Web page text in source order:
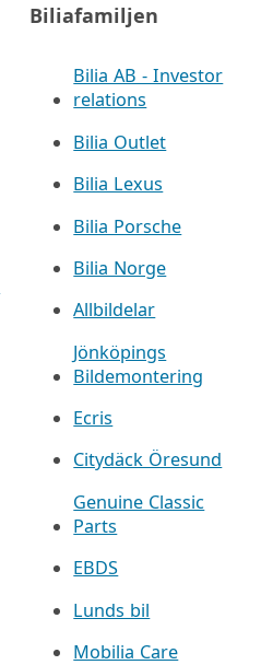
Biliafamiljen
Bilia AB - Investor
relations
Bilia Outlet
Bilia Lexus
Bilia Porsche
Bilia Norge
Allbildelar
Jönköpings
Bildemontering
Ecris
Citydäck Öresund
Genuine Classic
Parts
EBDS
Lunds bil
Mobilia Care